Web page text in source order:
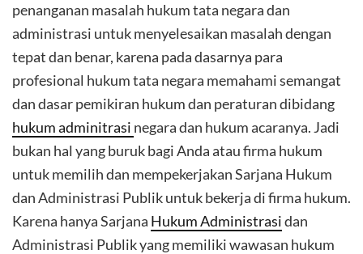
penanganan masalah hukum tata negara dan
administrasi untuk menyelesaikan masalah dengan
tepat dan benar, karena pada dasarnya para
profesional hukum tata negara memahami semangat
dan dasar pemikiran hukum dan peraturan dibidang
hukum adminitrasi negara dan hukum acaranya. Jadi
bukan hal yang buruk bagi Anda atau firma hukum
untuk memilih dan mempekerjakan Sarjana Hukum
dan Administrasi Publik untuk bekerja di firma hukum.
Karena hanya Sarjana Hukum Administrasidan
Administrasi Publik yang memiliki wawasan hukum